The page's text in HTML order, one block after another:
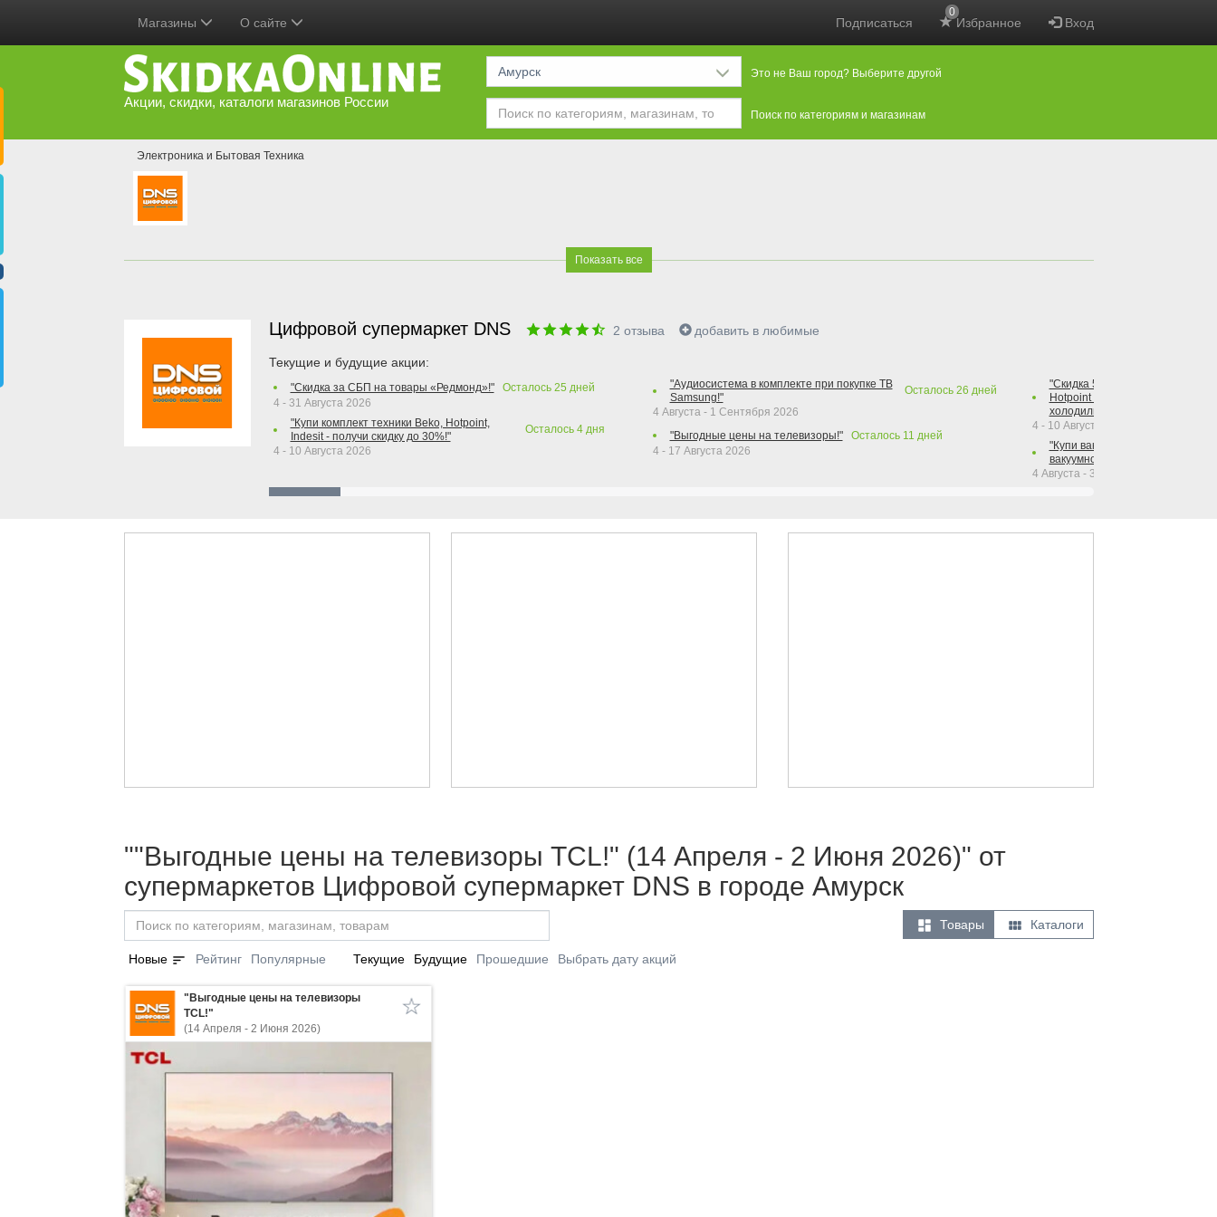
Подписаться Избранное
0
Вход
Магазины О сайте
Акции, скидки, каталоги магазинов России
Амурск Это не Ваш город? Выберите другой
Поиск по категориям и магазинам
Электроника и Бытовая Техника
Показать все
Цифровой супермаркет DNS 2 отзыва добавить в любимые
Текущие и будущие акции:
"Скидка за СБП на товары «Редмонд»!" Осталось 25 дней
4 - 31 Августа 2026
"Купи комплект техники Beko, Hotpoint,
Indesit - получи скидку до 30%!"
Осталось 4дня
4 - 10 Августа 2026
"Аудиосистема в комплекте при покупке ТВ
Samsung!"
Осталось 26 дней
4 Августа - 1 Сентября 2026
"Выгодные цены на телевизоры!"
Осталось 11 дней
4 - 17 Августа 2026
"Скидка 50% на варочную
Hotpoint при покупке духового
холодильника Hotpoint!"
4 - 10 Августа 2026
"Купи вакуумный упаковщик +
вакуумного упаковщика =
4 Августа - 30 Сентября 2026
""Выгодные цены на телевизоры TCL!" (14 Апреля - 2 Июня 2026)" от
супермаркетов Цифровой супермаркет DNS в городе Амурск
 Товары  Каталоги
Новые sort Рейтинг Популярные Текущие Будущие Прошедшие Выбрать дату акций
"Выгодные цены на телевизоры
TCL!"
(14 Апреля - 2 Июня 2026)